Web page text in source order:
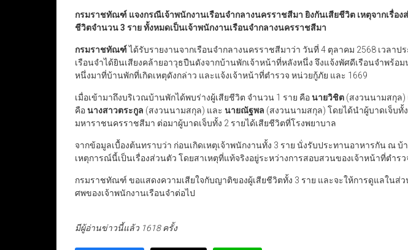
กรมราชทัณฑ์ แจงกรณีเจ้าพนักงานเรือนจำกลางนครราชสีมา ยิงกันเสียชีวิต เหตุจากเรื่อง
ชีวิตจำนวน 3 ราย ทั้งหมดเป็นเจ้าพนักงานเรือนจำกลางนครราชสีมา
กรมราชทัณฑ์ได้รับรายงานจากเรือนจำกลางนครราชสีมาว่า วันที่ 4 ตุลาคม 2568 เวลาป
เรือนจำได้ยินเสียงคล้ายอาวุธปืนดังจากบ้านพักเจ้าหน้าที่หลังหนึ่ง จึงแจ้งพัศดีเรือนจำพร้อ
หนึ่งมาที่บ้านพักที่เกิดเหตุดังกล่าว และแจ้งเจ้าหน้าที่ตำรวจ หน่วยกู้ภัย และ 1669
เมื่อเข้ามาถึงบริเวณบ้านพักได้พบร่างผู้เสียชีวิต จำนวน 1 ราย คือนายวิชิต (สงวนนามสกุล)
คือนางสาวตระกูล (สงวนนามสกุล) และ นายณัฐพล (สงวนนามสกุล) โดยได้นำผู้บาดเจ็บทั้
มหาราชนครราชสีมา ต่อมาผู้บาดเจ็บทั้ง 2 รายได้เสียชีวิตที่โรงพยาบาล
จากข้อมูลเบื้องต้นทราบว่า ก่อนเกิดเหตุเจ้าพนักงานทั้ง 3 ราย นั่งรับประทานอาหารกัน ณ บ้
เหตุการณ์นี้เป็นเรื่องส่วนตัว โดยสาเหตุที่แท้จริงอยู่ระหว่างการสอบสวนของเจ้าหน้าที่ตำรว
กรมราชทัณฑ์ ขอแสดงความเสียใจกับญาติของผู้เสียชีวิตทั้ง 3 ราย และจะให้การดูแลในส่
ศพของเจ้าพนักงานเรือนจำต่อไป
มีผู้อ่านข่าวนี้แล้ว 1618 ครั้ง